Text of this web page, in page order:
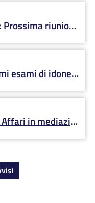
Albo Gestori Ambientali FVG: Prossima riunione Commissione 7 settembre
RUOLO CONDUCENTI: Prossimi esami di idoneità 8 e 29 settembre 2026
ESITI PROVE ORALI Agenti di Affari in mediazione TS del 08/07/2026